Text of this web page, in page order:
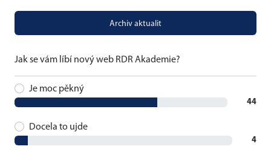
Archiv aktualit
Jak se vám líbí nový web RDR Akademie?
Je moc pěkný
44
Docela to ujde
4